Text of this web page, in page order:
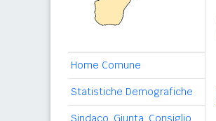
Home Comune
Statistiche Demografiche
Sindaco, Giunta, Consiglio